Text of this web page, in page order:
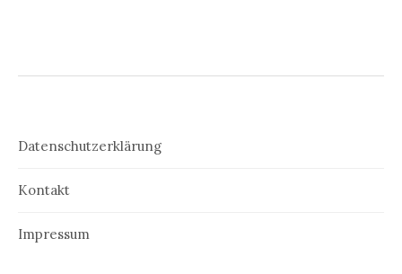
Datenschutzerklärung
Kontakt
Impressum